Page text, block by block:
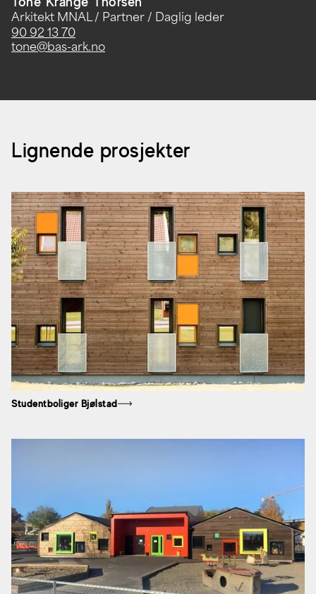
Arkitekt MNAL / Partner / Daglig leder
90 92 13 70
tone@bas-ark.no
Lignende prosjekter
Studentboliger Bjølstad